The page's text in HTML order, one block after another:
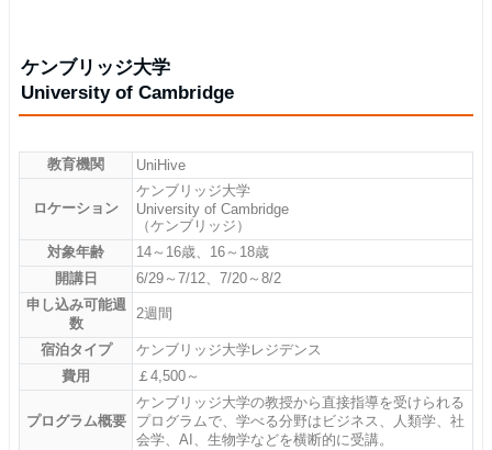
ケンブリッジ大学
University of Cambridge
教育機関 UniHive
ロケーション
ケンブリッジ大学
University of Cambridge
（ケンブリッジ）
対象年齢
14～16歳、16～18歳
開講日
6/29～7/12、7/20～8/2
申し込み可能週
数
2週間
宿泊タイプ
ケンブリッジ大学レジデンス
費用
￡4,500～
プログラム概要
ケンブリッジ大学の教授から直接指導を受けられる
プログラムで、学べる分野はビジネス、人類学、社
会学、AI、生物学などを横断的に受講。